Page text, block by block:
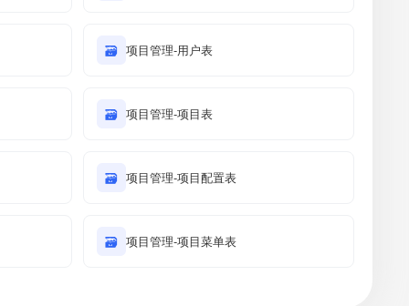
🗃 项目管理-用户表
🗃 项目管理-项目表
🗃 项目管理-项目配置表
🗃 项目管理-项目菜单表